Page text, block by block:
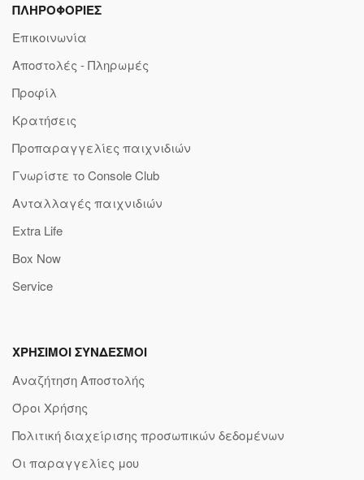
ΠΛΗΡΟΦΟΡΙΕΣ
Επικοινωνία
Αποστολές - Πληρωμές
Προφίλ
Κρατήσεις
Προπαραγγελίες παιχνιδιών
Γνωρίστε το Console Club
Ανταλλαγές παιχνιδιών
Extra Life
Box Now
Service
ΧΡΗΣΙΜΟΙ ΣΥΝΔΕΣΜΟΙ
Αναζήτηση Αποστολής
Όροι Χρήσης
Πολιτική διαχείρισης προσωπικών δεδομένων
Οι παραγγελίες μου